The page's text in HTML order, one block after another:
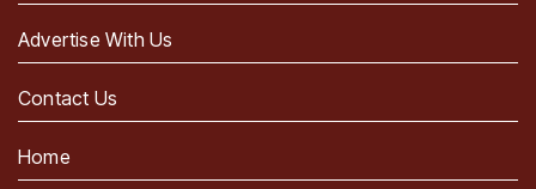
Advertise With Us
Contact Us
Home